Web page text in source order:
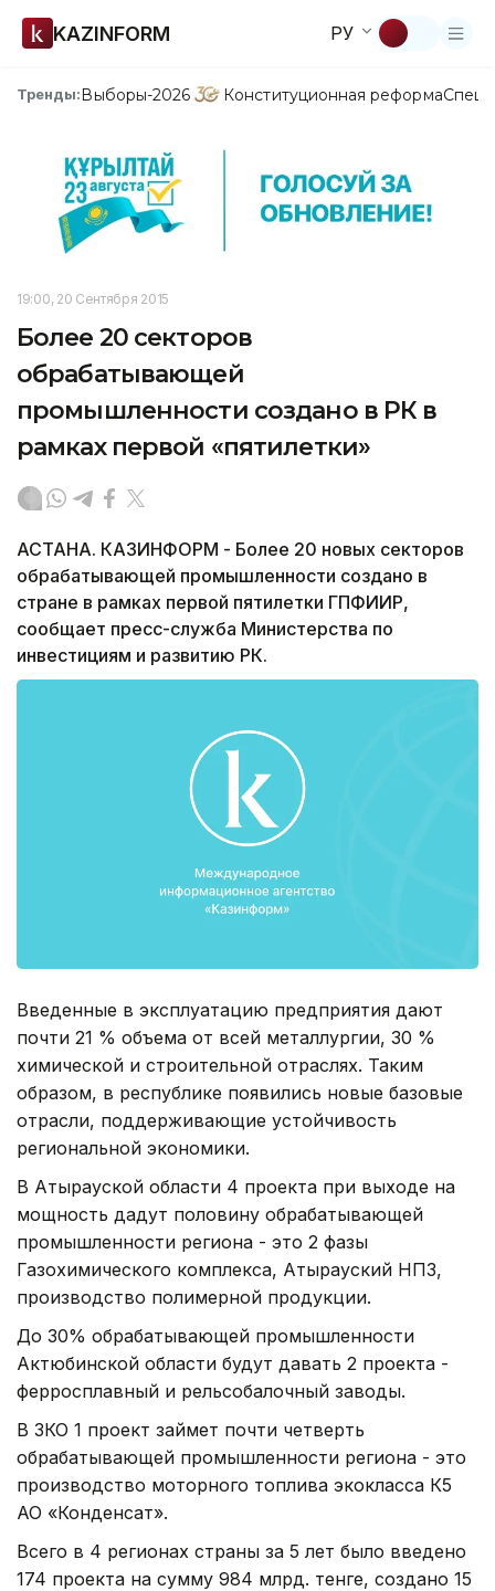
KAZINFORM РУ
Тренды:Выборы-2026 Конституционная реформа
19:00, 20 Сентября 2015
Более 20 секторов
обрабатывающей
промышленности создано в РК в
рамках первой «пятилетки»
АСТАНА. КАЗИНФОРМ - Более 20 новых секторов
обрабатывающей промышленности создано в
стране в рамках первой пятилетки ГПФИИР,
сообщает пресс-служба Министерства по
инвестициям и развитию РК.
Введенные в эксплуатацию предприятия дают
почти 21 % объема от всей металлургии, 30 %
химической и строительной отраслях. Таким
образом, в республике появились новые базовые
отрасли, поддерживающие устойчивость
региональной экономики.
В Атырауской области 4 проекта при выходе на
мощность дадут половину обрабатывающей
промышленности региона - это 2 фазы
Газохимического комплекса, Атырауский НПЗ,
производство полимерной продукции.
До 30% обрабатывающей промышленности
Актюбинской области будут давать 2 проекта -
ферросплавный и рельсобалочный заводы.
В ЗКО 1 проект займет почти четверть
обрабатывающей промышленности региона - это
производство моторного топлива экокласса К5
АО «Конденсат».
Всего в 4 регионах страны за 5 лет было введено
174 проекта на сумму 984 млрд. тенге, создано 15